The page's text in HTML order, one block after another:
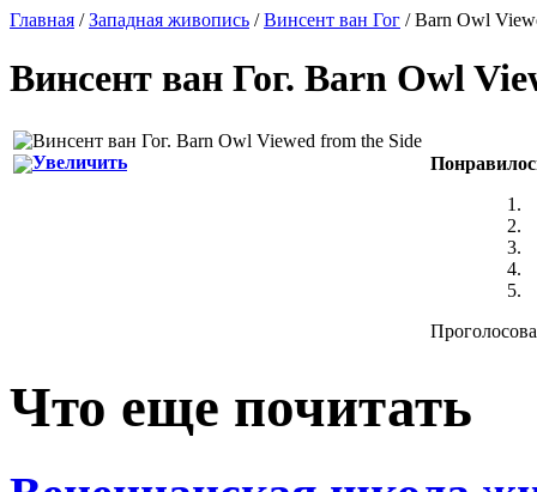
Главная /Западная живопись /Винсент ван Гог / Barn Owl
Винсент ван Гог. Barn Owl
Увеличить
Что еще почитать